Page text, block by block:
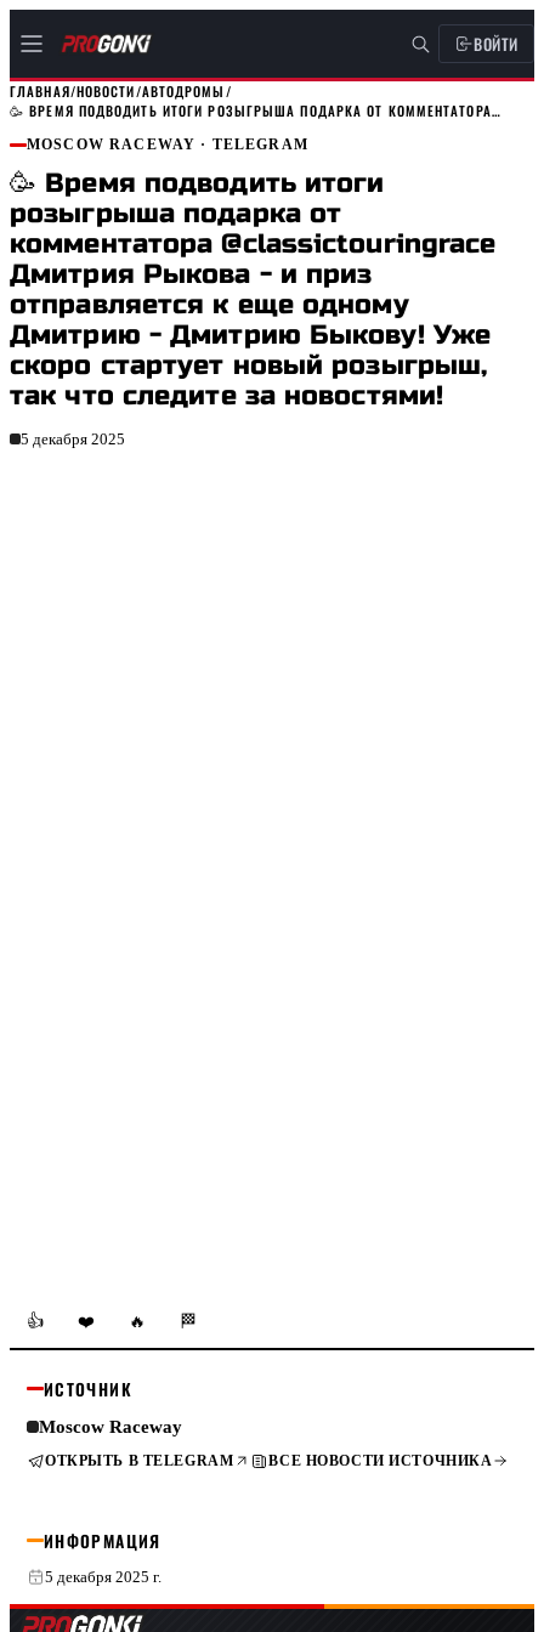
ВОЙТИ
ГЛАВНАЯ/НОВОСТИ/АВТОДРОМЫ/
🥳 ВРЕМЯ ПОДВОДИТЬ ИТОГИ РОЗЫГРЫША ПОДАРКА ОТ КОММЕНТАТОРА…
MOSCOW RACEWAY · TELEGRAM
🥳 Время подводить итоги
розыгрыша подарка от
комментатора @classictouringrace
Дмитрия Рыкова - и приз
отправляется к еще одному
Дмитрию - Дмитрию Быкову! Уже
скоро стартует новый розыгрыш,
так что следите за новостями!
5 декабря 2025
👍 ❤️ 🔥 🏁
ИСТОЧНИК
Moscow Raceway
ОТКРЫТЬ В TELEGRAM ВСЕ НОВОСТИ ИСТОЧНИКА
ИНФОРМАЦИЯ
5 декабря 2025 г.